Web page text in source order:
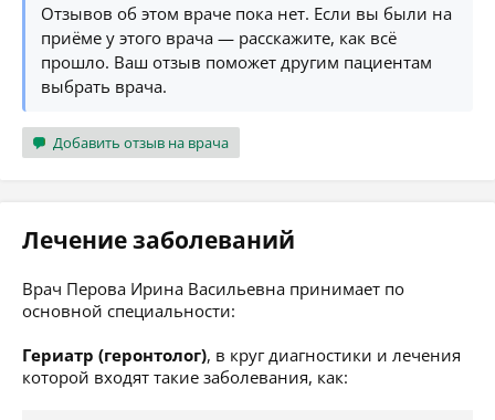
Отзывов об этом враче пока нет. Если вы были на
приёме у этого врача — расскажите, как всё
прошло. Ваш отзыв поможет другим пациентам
выбрать врача.
Добавить отзыв на врача
Лечение заболеваний
Врач Перова Ирина Васильевна принимает по
основной специальности:
Гериатр (геронтолог), в круг диагностики и лечения
которой входят такие заболевания, как: